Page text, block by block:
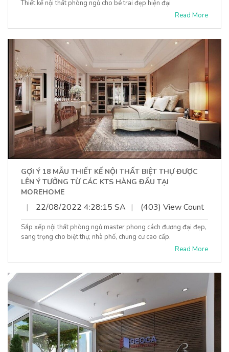
Thiết kế nội thất phòng ngủ cho bé trai đẹp hiện đại
Read More
GỢI Ý 18 MẪU THIẾT KẾ NỘI THẤT BIỆT THỰ ĐƯỢC
LÊN Ý TƯỞNG TỪ CÁC KTS HÀNG ĐẦU TẠI
MOREHOME
| 22/08/2022 4:28:15 SA | (403) View Count
Sắp xếp nội thất phòng ngủ master phong cách đương đại đẹp,
sang trọng cho biệt thự, nhà phố, chung cư cao cấp.
Read More